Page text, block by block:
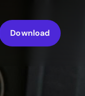
Download